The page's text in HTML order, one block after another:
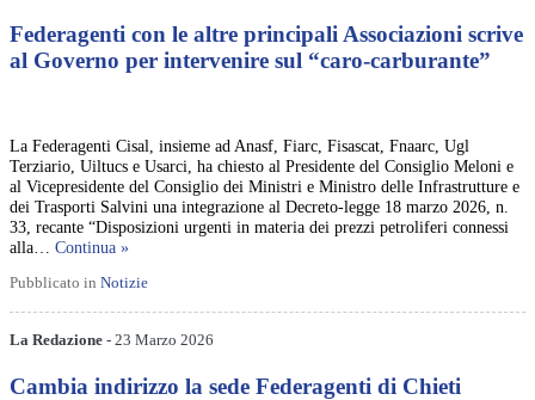
Federagenti con le altre principali Associazioni scrive
al Governo per intervenire sul “caro-carburante”
La Federagenti Cisal, insieme ad Anasf, Fiarc, Fisascat, Fnaarc, Ugl
Terziario, Uiltucs e Usarci, ha chiesto al Presidente del Consiglio Meloni e
al Vicepresidente del Consiglio dei Ministri e Ministro delle Infrastrutture e
dei Trasporti Salvini una integrazione al Decreto-legge 18 marzo 2026, n.
33, recante “Disposizioni urgenti in materia dei prezzi petroliferi connessi
alla… Continua »
Pubblicato in Notizie
La Redazione - 23 Marzo 2026
Cambia indirizzo la sede Federagenti di Chieti